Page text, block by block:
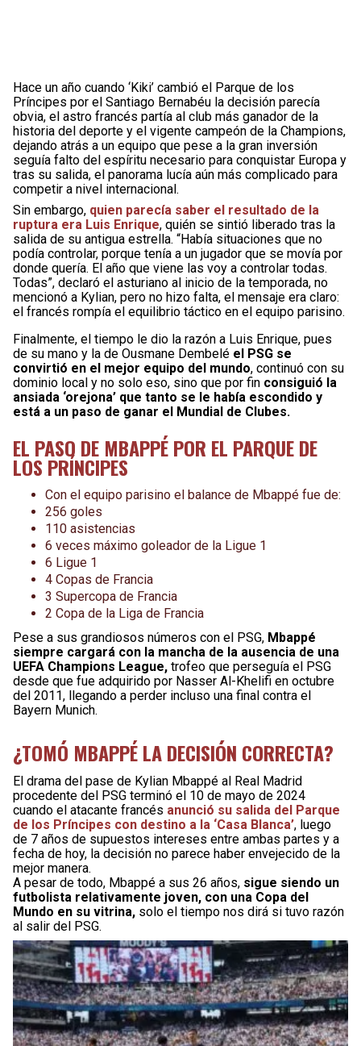
Hace un año cuando ‘Kiki’ cambió el Parque de los
Príncipes por el Santiago Bernabéu la decisión parecía
obvia, el astro francés partía al club más ganador de la
historia del deporte y el vigente campeón de la Champions,
dejando atrás a un equipo que pese a la gran inversión
seguía falto del espíritu necesario para conquistar Europa y
tras su salida, el panorama lucía aún más complicado para
competir a nivel internacional.
Sin embargo, quien parecía saber el resultado de la
ruptura era Luis Enrique, quién se sintió liberado tras la
salida de su antigua estrella. “Había situaciones que no
podía controlar, porque tenía a un jugador que se movía por
donde quería. El año que viene las voy a controlar todas.
Todas”, declaró el asturiano al inicio de la temporada, no
mencionó a Kylian, pero no hizo falta, el mensaje era claro:
el francés rompía el equilibrio táctico en el equipo parisino.
Finalmente, el tiempo le dio la razón a Luis Enrique, pues
de su mano y la de Ousmane Dembelé el PSG se
convirtió en el mejor equipo del mundo, continuó con su
dominio local y no solo eso, sino que por fin consiguió la
ansiada ‘orejona’ que tanto se le había escondido y
está a un paso de ganar el Mundial de Clubes.
EL PASO DE MBAPPÉ POR EL PARQUE DE
LOS PRÍNCIPES
Con el equipo parisino el balance de Mbappé fue de:
256 goles
110 asistencias
6 veces máximo goleador de la Ligue 1
6 Ligue 1
4 Copas de Francia
3 Supercopa de Francia
2 Copa de la Liga de Francia
Pese a sus grandiosos números con el PSG, Mbappé
siempre cargará con la mancha de la ausencia de una
UEFA Champions League, trofeo que perseguía el PSG
desde que fue adquirido por Nasser Al-Khelifi en octubre
del 2011, llegando a perder incluso una final contra el
Bayern Munich.
¿TOMÓ MBAPPÉ LA DECISIÓN CORRECTA?
El drama del pase de Kylian Mbappé al Real Madrid
procedente del PSG terminó el 10 de mayo de 2024
cuando el atacante francés anunció su salida del Parque
de los Príncipes con destino a la ‘Casa Blanca’, luego
de 7 años de supuestos intereses entre ambas partes y a
fecha de hoy, la decisión no parece haber envejecido de la
mejor manera.
A pesar de todo, Mbappé a sus 26 años, sigue siendo un
futbolista relativamente joven, con una Copa del
Mundo en su vitrina, solo el tiempo nos dirá si tuvo razón
al salir del PSG.